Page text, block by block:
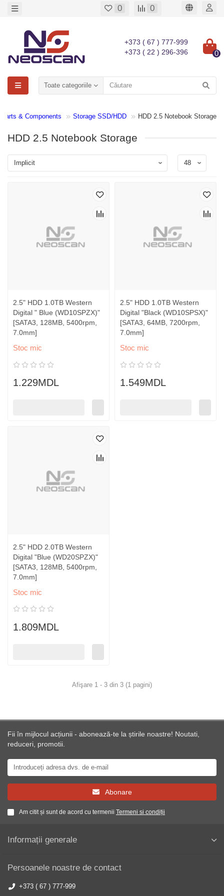
0 0
+373 ( 67 ) 777-999
+373 ( 22 ) 296-396
0
Toate categoriile
& Components Storage SSD/HDD HDD 2.5 Notebook Storage
HDD 2.5 Notebook Storage
2.5" HDD 1.0TB Western
Digital " Blue (WD10SPZX)"
[SATA3, 128MB, 5400rpm,
7.0mm]
Stoc mic
1.229MDL
2.5" HDD 1.0TB Western
Digital "Black (WD10SPSX)"
[SATA3, 64MB, 7200rpm,
7.0mm]
Stoc mic
1.549MDL
2.5" HDD 2.0TB Western
Digital "Blue (WD20SPZX)"
[SATA3, 128MB, 5400rpm,
7.0mm]
Stoc mic
1.809MDL
Afişare 1 - 3 din 3 (1 pagini)
Fii în mijlocul acțiunii - abonează-te la știrile noastre! Noutati,
reduceri, promotii.
Abonare
Am citit și sunt de acord cu termenii Termeni si condiții
Informații generale
Persoanele noastre de contact
+373 ( 67 ) 777-999